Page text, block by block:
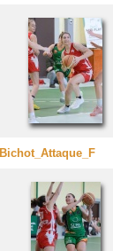
Bichot_Attaque_F